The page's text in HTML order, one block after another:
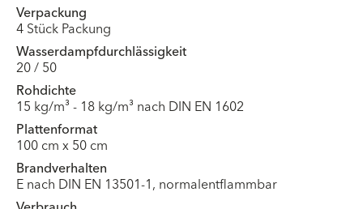
Verpackung
4 Stück Packung
Wasserdampfdurchlässigkeit
20 / 50
Rohdichte
15 kg/m³ - 18 kg/m³ nach DIN EN 1602
Plattenformat
100 cm x 50 cm
Brandverhalten
E nach DIN EN 13501-1, normalentflammbar